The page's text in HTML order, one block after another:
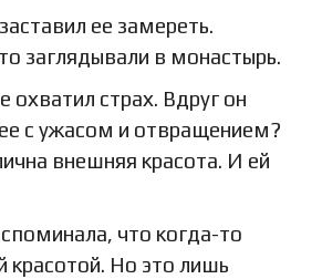
ее замереть.
заглядывали в монастырь.
охватил страх. Вдруг он
с ужасом и отвращением?
внешняя красота. И ей
что когда-то
красотой. Но это лишь